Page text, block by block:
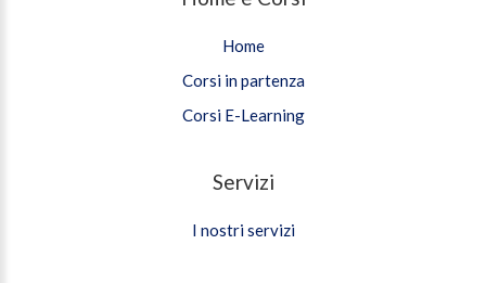
Home
Corsi in partenza
Corsi E-Learning
Servizi
I nostri servizi